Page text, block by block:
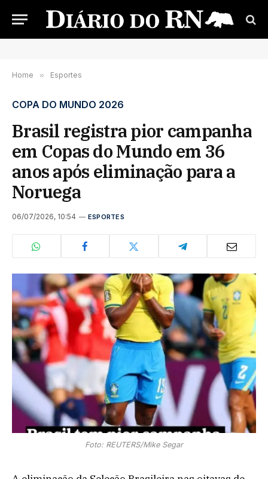
Home » Esportes
COPA DO MUNDO 2026
Brasil registra pior campanha
em Copas do Mundo em 36
anos após eliminação para a
Noruega
06/07/2026, 10:54 ESPORTES
Foto: REUTERS/Mike Segar